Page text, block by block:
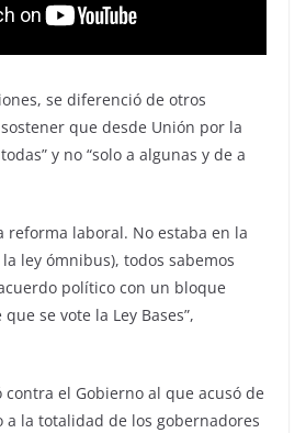
se diferenció de otros
que desde Unión por la
y no “solo a algunas y de a
reforma laboral. No estaba en la
ley ómnibus), todos sabemos
político con un bloque
se vote la Ley Bases”,
el Gobierno al que acusó de
a la totalidad de los gobernadores